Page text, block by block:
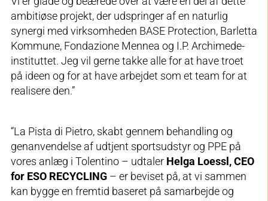
ambitiøse projekt, der udspringer af en naturlig
synergi med virksomheden BASE Protection, Barletta
Kommune, Fondazione Mennea og I.P. Archimede-
instituttet. Jeg vil gerne takke alle for at have troet
på ideen og for at have arbejdet som et team for at
realisere den.”
“La Pista di Pietro, skabt gennem behandling og
genanvendelse af udtjent sportsudstyr og PPE på
vores anlæg i Tolentino – udtaler Helga Loessl, CEO
for ESO RECYCLING – er beviset på, at vi sammen
kan bygge en fremtid baseret på samarbejde og